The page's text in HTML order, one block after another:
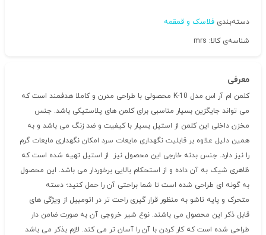
دسته‌بندی فلاسک و قمقمه
شناسه‌ی کالا: mrs
معرفی
کلمن ام آر اس مدل K-10 محصولی با طراحی مدرن و کاملا هدفمند است که
می تواند جایگزین بسیار مناسبی برای کلمن های پلاستیکی باشد. جنس
مخزن داخلی این کلمن از استیل بسیار با کیفیت و ضد زنگ می باشد و به
همین دلیل علاوه بر قابلیت نگهداری مایعات سرد امکان نگهداری مایعات گرم
را نیز دارد. جنس بدنه خارجی این محصول نیز از استیل تهیه شده است که
ظاهری شیک به آن داده و از استحکام بالایی برخوردار می باشد. این محصول
به گونه ای طراحی شده است تا شما براحتی آن را حمل کنید؛ دسته
متحرک و پایه تاشو به منظور قرار گیری راحت تر در اتومبیل از ویژگی های
قابل ذکر این محصول می باشند. نوع شیر خروجی آن به صورت ضامن دار
طراحی شده است که کار کردن با آن را آسان تر می کند. لازم بذکر می باشد